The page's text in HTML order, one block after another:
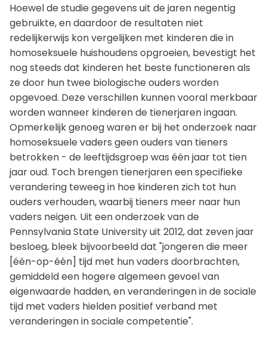
Hoewel de studie gegevens uit de jaren negentig
gebruikte, en daardoor de resultaten niet
redelijkerwijs kon vergelijken met kinderen die in
homoseksuele huishoudens opgroeien, bevestigt het
nog steeds dat kinderen het beste functioneren als
ze door hun twee biologische ouders worden
opgevoed. Deze verschillen kunnen vooral merkbaar
worden wanneer kinderen de tienerjaren ingaan.
Opmerkelijk genoeg waren er bij het onderzoek naar
homoseksuele vaders geen ouders van tieners
betrokken - de leeftijdsgroep was één jaar tot tien
jaar oud. Toch brengen tienerjaren een specifieke
verandering teweeg in hoe kinderen zich tot hun
ouders verhouden, waarbij tieners meer naar hun
vaders neigen. Uit een onderzoek van de
Pennsylvania State University uit 2012, dat zeven jaar
besloeg, bleek bijvoorbeeld dat "jongeren die meer
[één-op-één] tijd met hun vaders doorbrachten,
gemiddeld een hogere algemeen gevoel van
eigenwaarde hadden, en veranderingen in de sociale
tijd met vaders hielden positief verband met
veranderingen in sociale competentie".